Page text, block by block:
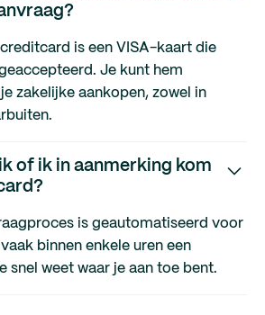
is een VISA-kaart die
Je kunt hem
zakelijke aankopen, zowel in
of ik in aanmerking kom
is geautomatiseerd voor
binnen enkele uren een
snel weet waar je aan toe bent.